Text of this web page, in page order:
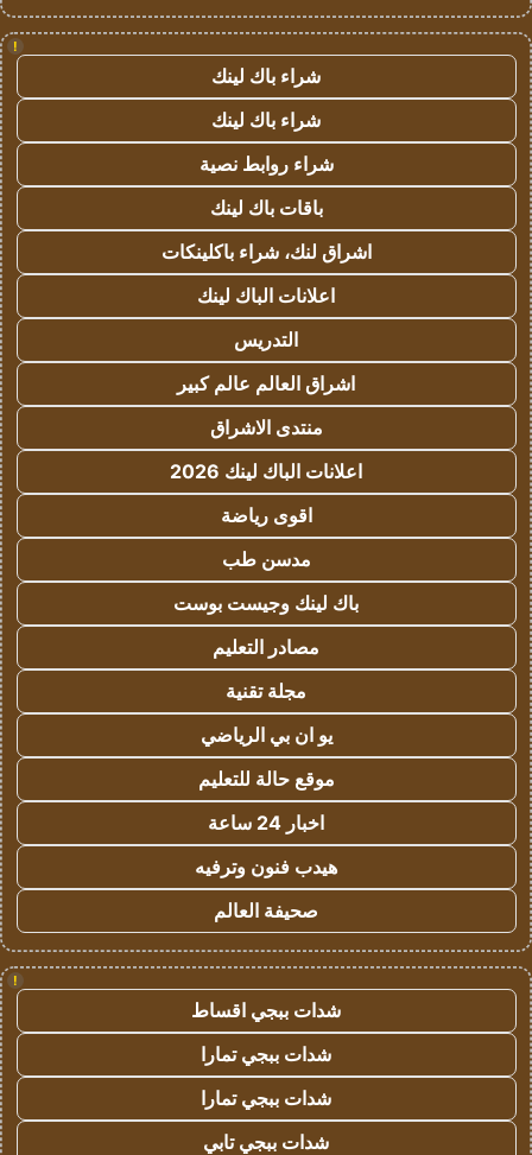
!
شراء باك لينك
شراء باك لينك
شراء روابط نصية
باقات باك لينك
اشراق لنك، شراء باكلينكات
اعلانات الباك لينك
التدريس
اشراق العالم عالم كبير
منتدى الاشراق
اعلانات الباك لينك 2026
اقوى رياضة
مدسن طب
باك لينك وجيست بوست
مصادر التعليم
مجلة تقنية
يو ان بي الرياضي
موقع حالة للتعليم
اخبار 24 ساعة
هيدب فنون وترفيه
صحيفة العالم
!
شدات ببجي اقساط
شدات ببجي تمارا
شدات ببجي تمارا
شدات ببجي تابي